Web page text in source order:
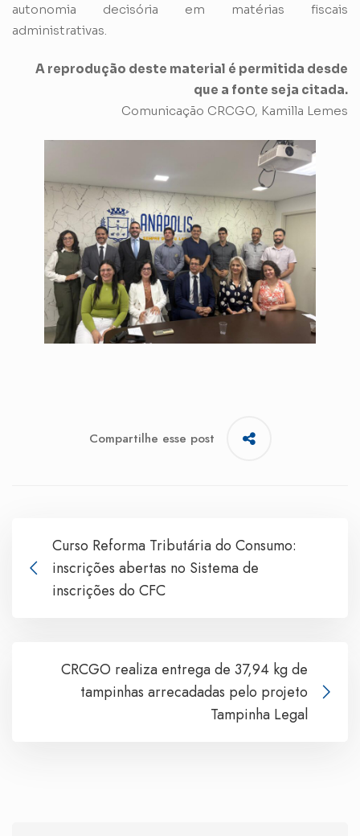
autonomia decisória em matérias fiscais
administrativas.
A reprodução deste material é permitida desde
que a fonte seja citada.
Comunicação CRCGO, Kamilla Lemes
Compartilhe esse post
Curso Reforma Tributária do Consumo:
inscrições abertas no Sistema de
inscrições do CFC
CRCGO realiza entrega de 37,94 kg de
tampinhas arrecadadas pelo projeto
Tampinha Legal